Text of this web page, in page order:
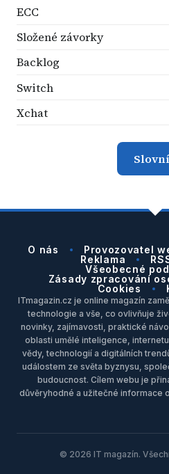
ECC
Složené závorky
Backlog
Switch
Xchat
O nás Provozovatel
Reklama
Všeobecné
Zásady zpracování
Cookies
ITmagazin.cz je online magazín
technologie a vše, co ovlivňuje
novinky, zajímavosti, praktické
oblasti umělé inteligence,
vědy, technologií a digitálních
událostem ze světa byznysu,
budoucnost. Cílem webu je
důvěryhodné a užitečné informace
© 2026 IT magazín.